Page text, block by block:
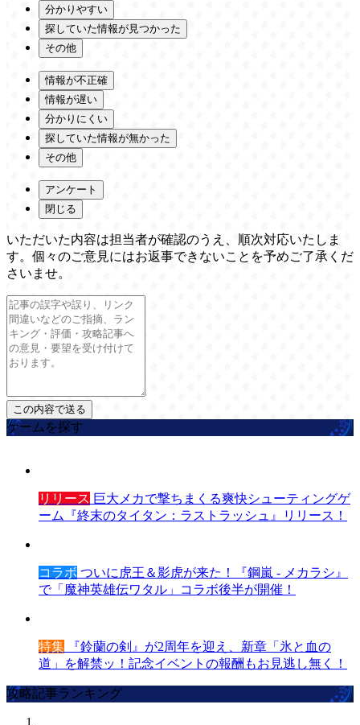
分かりやすい
探していた情報が見つかった
その他
情報が不正確
情報が遅い
分かりにくい
探していた情報が無かった
その他
アンケート
閉じる
いただいた内容は担当者が確認のうえ、順次対応いたしま
す。個々のご意見にはお返事できないことを予めご了承くだ
さいませ。
ゲームを探す
リリース 巨大メカで撃ちまくる爽快シューティングゲ
ーム『終末のタイタン：ラストラッシュ』リリース！
コラボ ついに虎王＆影虎が来た！『鋼嵐 - メカラシ』
で「魔神英雄伝ワタル」コラボ後半が開催！
特集 『鈴蘭の剣』が2周年を迎え、新章「氷と血の
道」を解禁ッ！記念イベントの報酬もお見逃し無く！
攻略記事ランキング